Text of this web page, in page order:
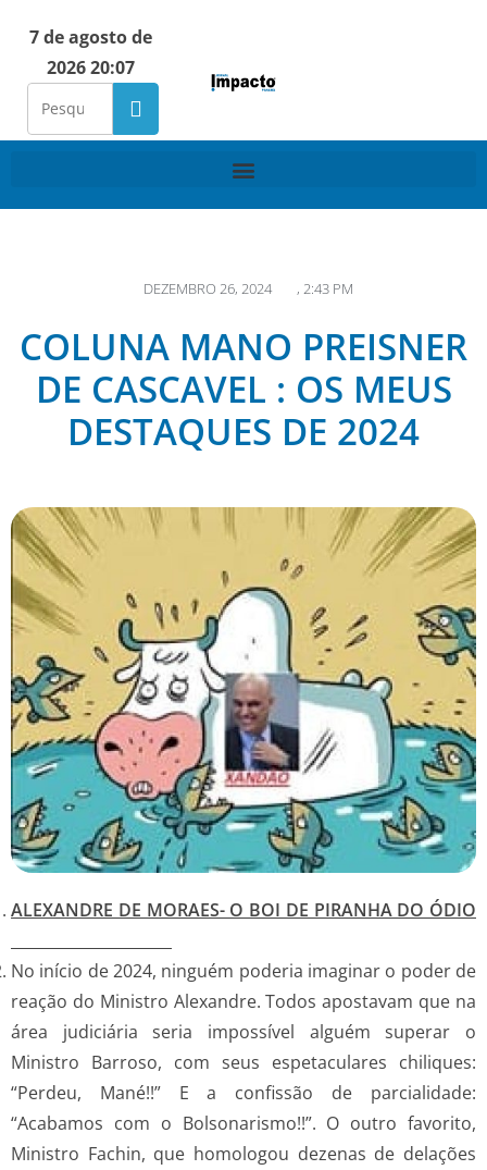
7 de agosto de
2026 20:07
DEZEMBRO 26, 2024 , 2:43 PM
COLUNA MANO PREISNER
DE CASCAVEL : OS MEUS
DESTAQUES DE 2024
ALEXANDRE DE MORAES- O BOI DE PIRANHA DO ÓDIO
No início de 2024, ninguém poderia imaginar o poder de
reação do Ministro Alexandre. Todos apostavam que na
área judiciária seria impossível alguém superar o
Ministro Barroso, com seus espetaculares chiliques:
“Perdeu, Mané!!” E a confissão de parcialidade:
“Acabamos com o Bolsonarismo!!”. O outro favorito,
Ministro Fachin, que homologou dezenas de delações